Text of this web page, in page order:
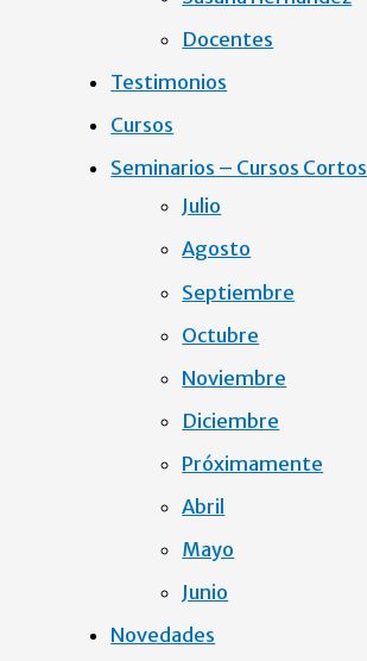
Docentes
Testimonios
Cursos
Seminarios – Cursos Cortos
Julio
Agosto
Septiembre
Octubre
Noviembre
Diciembre
Próximamente
Abril
Mayo
Junio
Novedades